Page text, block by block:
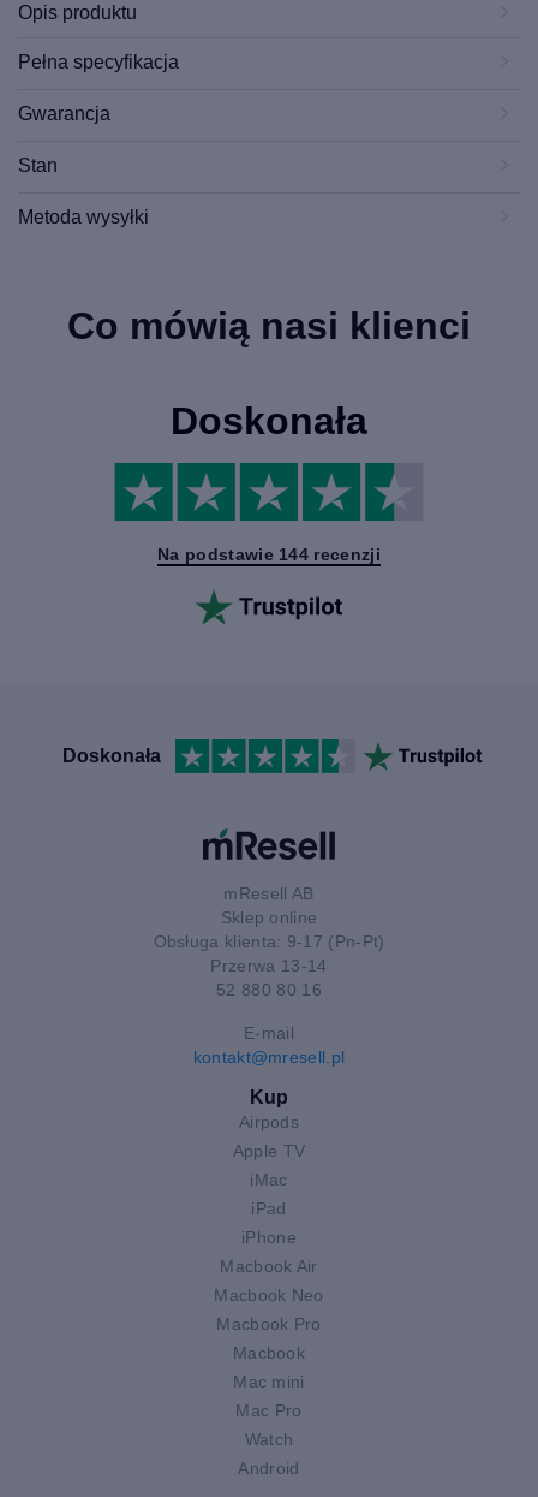
Opis produktu
Pełna specyfikacja
Gwarancja
Stan
Metoda wysyłki
Co mówią nasi klienci
Doskonała
Na podstawie 144 recenzji
Doskonała
mResell AB
Sklep online
Obsługa klienta: 9-17 (Pn-Pt)
Przerwa 13-14
52 880 80 16
E-mail
kontakt@mresell.pl
Kup
Airpods
Apple TV
iMac
iPad
iPhone
Macbook Air
Macbook Neo
Macbook Pro
Macbook
Mac mini
Mac Pro
Watch
Android